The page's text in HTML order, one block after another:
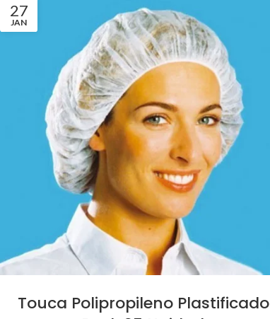
27
JAN
Touca Polipropileno Plastificado